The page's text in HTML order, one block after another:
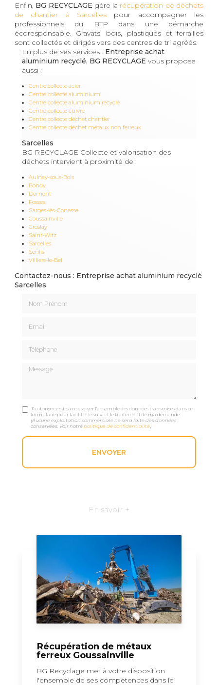
Enfin, BG RECYCLAGE gère la récupération de déchets
de chantier à Sarcelles pour accompagner les
professionnels du BTP dans une démarche
écoresponsable. Gravats, bois, plastiques et ferrailles
sont collectés et dirigés vers des centres de tri agréés.
En plus de ses services : Entreprise achat
aluminium recyclé, BG RECYCLAGE vous propose
aussi :
Centre collecte acier
Centre collecte aluminium
Centre collecte aluminium recyclé
Centre collecte cuivre
Centre collecte déchet chantier
Centre collecte déchet métaux non ferreux
Sarcelles
BG RECYCLAGE Collecte et valorisation des
déchets intervient à proximité de :
Aulnay-sous-Bois
Bondy
Domont
Fosses
Garges-lès-Gonesse
Goussainville
Groslay
Saint-Witz
Sarcelles
Senlis
Villiers-le-Bel
Contactez-nous : Entreprise achat aluminium recyclé
Sarcelles
Message
J'autorise ce site à conserver l'ensemble des données transmises dans ce
formulaire pour faciliter le suivi et le traitement de ma demande.
(Aucune exploitation commerciale ne sera faite des données
conservées. Voir notrepolitique de confidentialité)
En savoir +
Récupération de métaux
ferreux Goussainville
BG Recyclage met à votre disposition
l'ensemble de ses compétences dans le